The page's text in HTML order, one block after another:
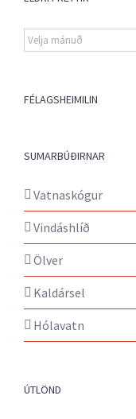
Eldri
fréttir
FÉLAGSHEIMILIN
SUMARBÚÐIRNAR
Vatnaskógur
Vindáshlíð
Ölver
Kaldársel
Hólavatn
ÚTLÖND